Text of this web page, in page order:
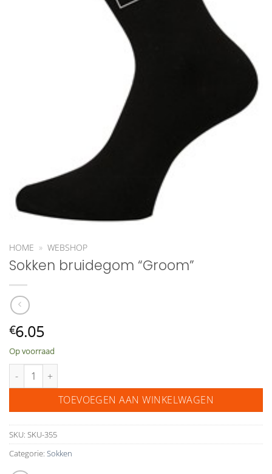
HOME » WEBSHOP
Sokken bruidegom “Groom”
€6.05
Op voorraad
Sokken bruidegom "Groom" aantal
TOEVOEGEN AAN WINKELWAGEN
SKU: SKU-355
Categorie: Sokken